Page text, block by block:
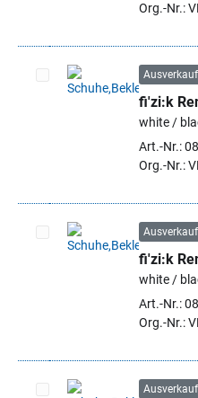
Org.-Nr.:
Artikel auswählen
fi'zi:k
white /
Art.-Nr.:
Org.-Nr.:
Artikel auswählen
fi'zi:k
white /
Art.-Nr.:
Org.-Nr.: